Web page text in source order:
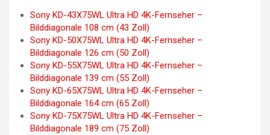
Sony KD-43X75WL Ultra HD 4K-Fernseher –
Bilddiagonale 108 cm (43 Zoll)
Sony KD-50X75WL Ultra HD 4K-Fernseher –
Bilddiagonale 126 cm (50 Zoll)
Sony KD-55X75WL Ultra HD 4K-Fernseher –
Bilddiagonale 139 cm (55 Zoll)
Sony KD-65X75WL Ultra HD 4K-Fernseher –
Bilddiagonale 164 cm (65 Zoll)
Sony KD-75X75WL Ultra HD 4K-Fernseher –
Bilddiagonale 189 cm (75 Zoll)